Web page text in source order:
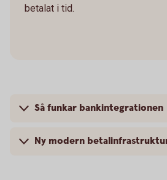
betalat i tid.
Så funkar bankintegrationen
Ny modern